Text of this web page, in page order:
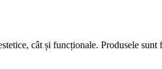
cât și funcționale. Produsele